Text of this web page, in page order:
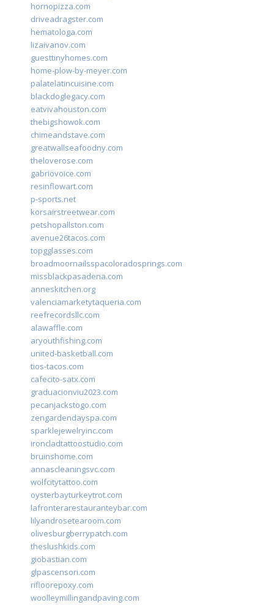
hornopizza.com
driveadragster.com
hematologa.com
lizaivanov.com
guesttinyhomes.com
home-plow-by-meyer.com
palatelatincuisine.com
blackdoglegacy.com
eatvivahouston.com
thebigshowok.com
chimeandstave.com
greatwallseafoodny.com
theloverose.com
gabriovoice.com
resinflowart.com
p-sports.net
korsairstreetwear.com
petshopallston.com
avenue26tacos.com
topgglasses.com
broadmoornailsspacoloradosprings.com
missblackpasadena.com
anneskitchen.org
valenciamarketytaqueria.com
reefrecordsllc.com
alawaffle.com
aryouthfishing.com
united-basketball.com
tios-tacos.com
cafecito-satx.com
graduacionviu2023.com
pecanjackstogo.com
zengardendayspa.com
sparklejewelryinc.com
ironcladtattoostudio.com
bruinshome.com
annascleaningsvc.com
wolfcitytattoo.com
oysterbayturkeytrot.com
lafronterarestauranteybar.com
lilyandrosetearoom.com
olivesburgberrypatch.com
theslushkids.com
giobastian.com
glpascensori.com
rifloorepoxy.com
woolleymillingandpaving.com